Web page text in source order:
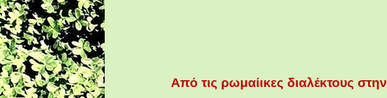
Από τις ρωμαίικες διαλέκτους στην